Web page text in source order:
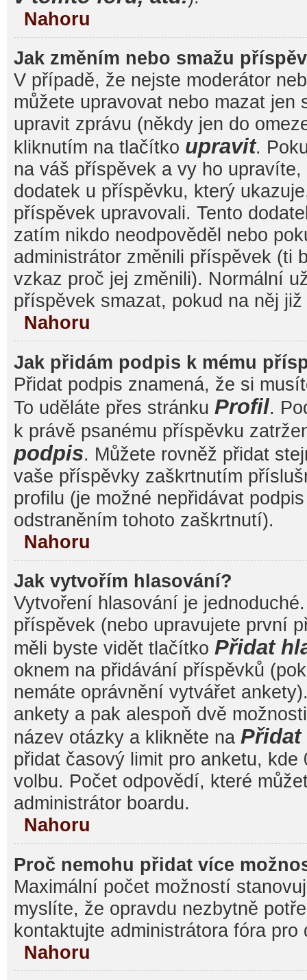
Nahoru
Jak změním nebo smažu
V případě, že nejste moderátor
můžete upravovat nebo mazat jen
upravit zprávu (někdy jen do
kliknutím na tlačítko upravit.
na váš příspěvek a vy ho
dodatek u příspěvku, který
příspěvek upravovali. Tento
zatím nikdo neodpověděl nebo
administrátor změnili příspěvek (ti
vzkaz proč jej změnili). Normální
příspěvek smazat, pokud na něj
Nahoru
Jak přidám podpis k mému
Přidat podpis znamená, že si
To uděláte přes stránku Profil.
k právě psanému příspěvku
podpis. Můžete rovněž přidat
vaše příspěvky zaškrtnutím
profilu (je možné nepřidávat
odstraněním tohoto zaškrtnutí).
Nahoru
Jak vytvořím hlasování?
Vytvoření hlasování je
příspěvek (nebo upravujete první
měli byste vidět tlačítko Přidat
oknem na přidávání příspěvků
nemáte oprávnění vytvářet
ankety a pak alespoň dvě
název otázky a klikněte na
přidat časový limit pro anketu, kde
volbu. Počet odpovědí, které
administrátor boardu.
Nahoru
Proč nemohu přidat více
Maximální počet možností
myslíte, že opravdu nezbytně
kontaktujte administrátora fóra pro
Nahoru